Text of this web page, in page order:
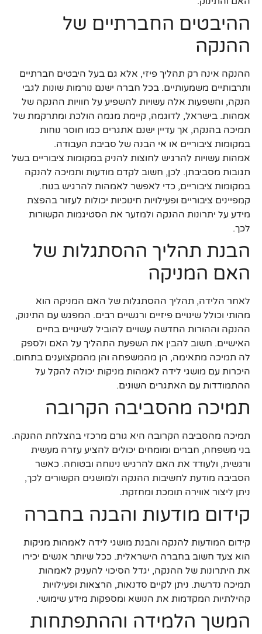
ההיבטים החברתיים של
ההנקה
ההנקה אינה רק תהליך פיזי, אלא גם בעל היבטים חברתיים
ותרבותיים משמעותיים. בכל חברה ישנם נורמות שונות לגבי
הנקה, והשפעות אלה עשויות להשפיע על חוויות ההנקה של
אמהות. בישראל, לדוגמה, קיימת מגמה הולכת ומתרקמת של
תמיכה בהנקה, אך עדיין ישנם אתגרים כמו חוסר נוחות
במקומות ציבוריים או אי הבנה של סביבת העבודה.
אמהות עשויות להרגיש לחוצות להניק במקומות ציבוריים בשל
תגובות מסביבתן. לכן, חשוב לקדם מודעות ותמיכה להנקה
במקומות ציבוריים, כדי לאפשר לאמהות להרגיש בנוח.
קמפיינים ציבוריים ופעילויות חינוכיות יכולות לעזור בהפצת
מידע על יתרונות ההנקה ולמזער את הסטיגמות הקשורות
לכך.
הבנת תהליך ההסתגלות של
האם המניקה
לאחר הלידה, תהליך ההסתגלות של האם המניקה הוא
מהותי וכולל שינויים פיזיים ורגשיים רבים. המפגש עם התינוק,
ההנקה וההורות החדשה עשויים להוביל לשינויים בחיים
האישיים. חשוב להבין את השפעת התהליך על האם ולספק
לה תמיכה מתאימה, הן מהמשפחה והן מהמקצוענים בתחום.
היכרות עם מושגי לידה לאמהות מניקות יכולה להקל על
ההתמודדות עם האתגרים השונים.
תמיכה מהסביבה הקרובה
תמיכה מהסביבה הקרובה היא גורם מרכזי בהצלחת ההנקה.
בני משפחה, חברים ומומחים יכולים להציע עזרה מעשית
ורגשית, ולעודד את האם להרגיש נינוחה ובטוחה. כאשר
הסביבה מודעת לחשיבות ההנקה ולמושגים הקשורים לכך,
ניתן ליצור אווירה תומכת ומחזקת.
קידום מודעות והבנה בחברה
קידום המודעות להנקה והבנת מושגי לידה לאמהות מניקות
הוא צעד חשוב בחברה הישראלית. ככל שיותר אנשים יכירו
את היתרונות של ההנקה, יגדל הסיכוי להעניק לאמהות
תמיכה נדרשת. ניתן לקיים סדנאות, הרצאות ופעילויות
קהילתיות המקדמות את הנושא ומספקות מידע שימושי.
המשך הלמידה וההתפתחות